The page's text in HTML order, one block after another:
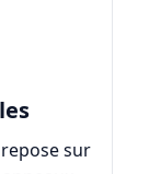
sur